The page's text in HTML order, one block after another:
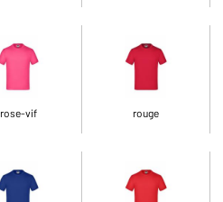
rose-vif rouge